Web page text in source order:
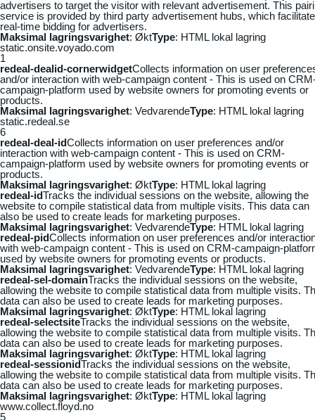
advertisers to target the visitor with relevant advertisement. This
service is provided by third party advertisement hubs, which
real-time bidding for advertisers.
Maksimal lagringsvarighet: ØktType: HTML lokal lagring
static.onsite.voyado.com
1
redeal-dealid-cornerwidgetCollects information on user
and/or interaction with web-campaign content - This is used on
campaign-platform used by website owners for promoting events or
products.
Maksimal lagringsvarighet: VedvarendeType: HTML lokal lagring
static.redeal.se
6
redeal-deal-idCollects information on user preferences and/or
interaction with web-campaign content - This is used on CRM-
campaign-platform used by website owners for promoting events or
products.
Maksimal lagringsvarighet: ØktType: HTML lokal lagring
redeal-idTracks the individual sessions on the website, allowing the
website to compile statistical data from multiple visits. This data can
also be used to create leads for marketing purposes.
Maksimal lagringsvarighet: VedvarendeType: HTML lokal lagring
redeal-pidCollects information on user preferences and/or
with web-campaign content - This is used on CRM-campaign-
used by website owners for promoting events or products.
Maksimal lagringsvarighet: VedvarendeType: HTML lokal lagring
redeal-sel-domainTracks the individual sessions on the website,
allowing the website to compile statistical data from multiple visits.
data can also be used to create leads for marketing purposes.
Maksimal lagringsvarighet: ØktType: HTML lokal lagring
redeal-selectsiteTracks the individual sessions on the website,
allowing the website to compile statistical data from multiple visits.
data can also be used to create leads for marketing purposes.
Maksimal lagringsvarighet: ØktType: HTML lokal lagring
redeal-sessionidTracks the individual sessions on the website,
allowing the website to compile statistical data from multiple visits.
data can also be used to create leads for marketing purposes.
Maksimal lagringsvarighet: ØktType: HTML lokal lagring
www.collect.floyd.no
5